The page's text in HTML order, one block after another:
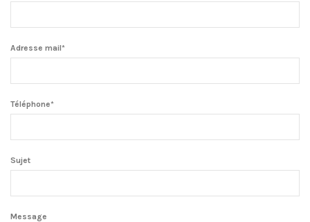
Adresse mail*
Téléphone*
Sujet
Message